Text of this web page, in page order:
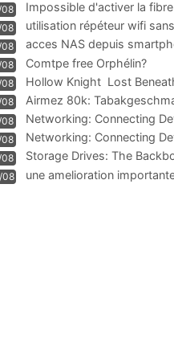
Impossible d'activer la
résiliation
utilisation répéteur wifi
acces NAS depuis
Comtpe free Orphélin?
Hollow Knight  Lost
Airmez 80k:
Technologie und Leistung
Networking: Connecting
Networking: Connecting
Information
Storage Drives: The
Management
une amelioration